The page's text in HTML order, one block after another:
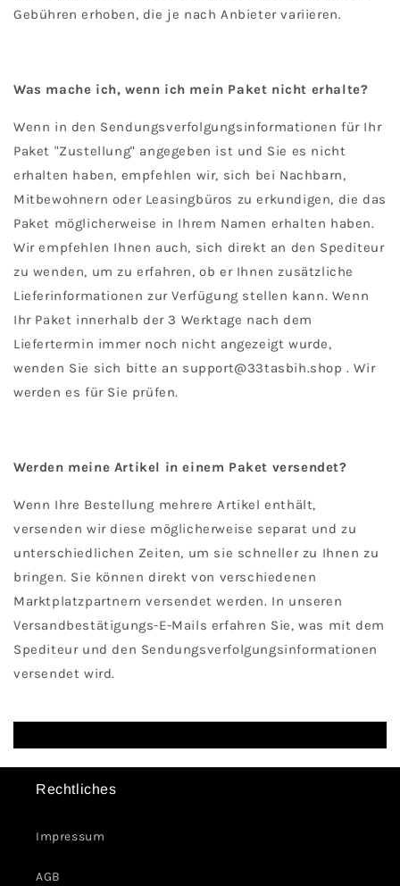
Gebühren erhoben, die je nach Anbieter variieren.
Was mache ich, wenn ich mein Paket nicht erhalte?
Wenn in den Sendungsverfolgungsinformationen für Ihr
Paket "Zustellung" angegeben ist und Sie es nicht
erhalten haben, empfehlen wir, sich bei Nachbarn,
Mitbewohnern oder Leasingbüros zu erkundigen, die das
Paket möglicherweise in Ihrem Namen erhalten haben.
Wir empfehlen Ihnen auch, sich direkt an den Spediteur
zu wenden, um zu erfahren, ob er Ihnen zusätzliche
Lieferinformationen zur Verfügung stellen kann. Wenn
Ihr Paket innerhalb der 3 Werktage nach dem
Liefertermin immer noch nicht angezeigt wurde,
wenden Sie sich bitte an support@33tasbih.shop . Wir
werden es für Sie prüfen.
Werden meine Artikel in einem Paket versendet?
Wenn Ihre Bestellung mehrere Artikel enthält,
versenden wir diese möglicherweise separat und zu
unterschiedlichen Zeiten, um sie schneller zu Ihnen zu
bringen. Sie können direkt von verschiedenen
Marktplatzpartnern versendet werden. In unseren
Versandbestätigungs-E-Mails erfahren Sie, was mit dem
Spediteur und den Sendungsverfolgungsinformationen
versendet wird.
Rechtliches
Impressum
AGB